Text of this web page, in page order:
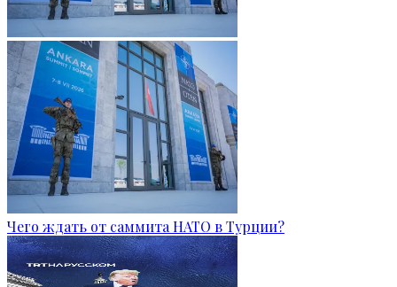
Чего ждать от саммита НАТО в Турции?